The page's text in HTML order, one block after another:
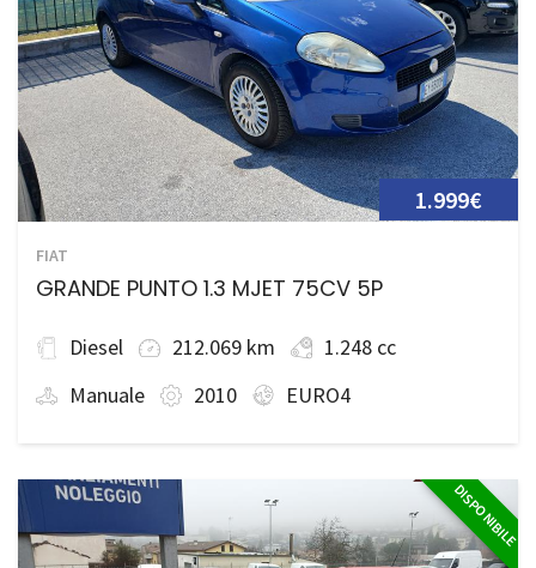
1.999€
FIAT
GRANDE PUNTO 1.3 MJET 75CV 5P
Diesel 212.069 km
1.248 cc
Manuale
2010 EURO4
DISPONIBILE